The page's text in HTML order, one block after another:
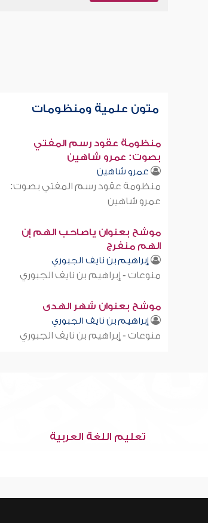
متون علمية ومنظومات
منظومة عقود رسم المفتي
بصوت: عمرو شاهين
عمرو شاهين
منظومة عقود رسم المفتي بصوت:
عمرو شاهين
موشح بعنوان ياصاحب الهم إن
الهم منفرج
إبراهيم بن نايف الجبوري
منوعات - إبراهيم بن نايف الجبوري
موشح بعنوان شهر الهدى
إبراهيم بن نايف الجبوري
منوعات - إبراهيم بن نايف الجبوري
تعليم اللغة العربية